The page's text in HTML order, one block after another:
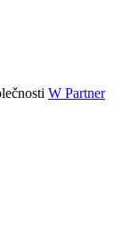
W Partner